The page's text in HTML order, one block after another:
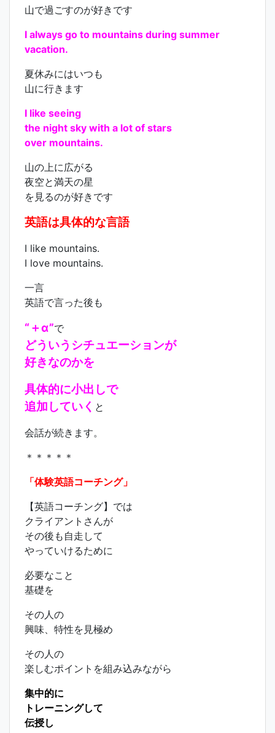
山で過ごすのが好きです
I always go to mountains during summer
vacation.
夏休みにはいつも
山に行きます
I like seeing
the night sky with a lot of stars
over mountains.
山の上に広がる
夜空と満天の星
を見るのが好きです
英語は具体的な言語
I like mountains.
I love mountains.
一言
英語で言った後も
“＋α”で
どういうシチュエーションが
好きなのかを
具体的に小出しで
追加していく と
会話が続きます。
＊＊＊＊＊
「体験英語コーチング」
【英語コーチング】では
クライアントさんが
その後も自走して
やっていけるために
必要なこと
基礎を
その人の
興味、特性を見極め
その人の
楽しむポイントを組み込みながら
集中的に
トレーニングして
伝授し